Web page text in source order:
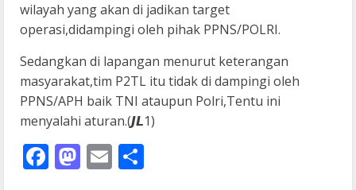
wilayah yang akan di jadikan target
operasi,didampingi oleh pihak PPNS/POLRI.
Sedangkan di lapangan menurut keterangan
masyarakat,tim P2TL itu tidak di dampingi oleh
PPNS/APH baik TNI ataupun Polri,Tentu ini
menyalahi aturan.(𝙅𝙇1)
Facebook
Mastodon
Email